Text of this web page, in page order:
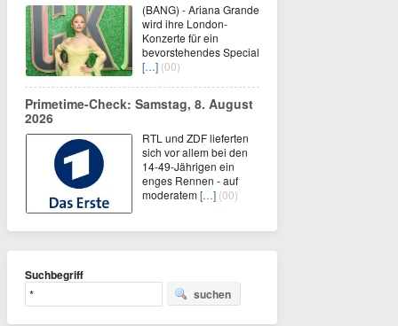
(BANG) - Ariana Grande
wird ihre London-
Konzerte für ein
bevorstehendes Special
[…] (00)
Primetime-Check: Samstag, 8. August
2026
RTL und ZDF lieferten
sich vor allem bei den
14-49-Jährigen ein
enges Rennen - auf
moderatem[…] (00)
Suchbegriff
suchen